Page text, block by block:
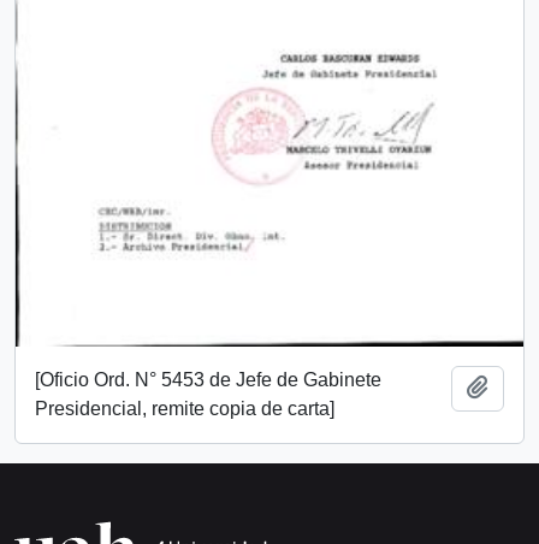
[Oficio Ord. N° 5453 de Jefe de Gabinete
Presidencial, remite copia de carta]